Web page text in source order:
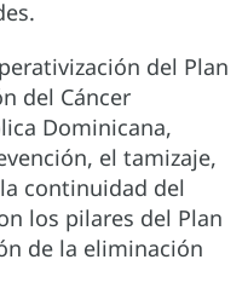
del Plan
del Cáncer
Dominicana,
el tamizaje,
continuidad del
los pilares del Plan
de la eliminación